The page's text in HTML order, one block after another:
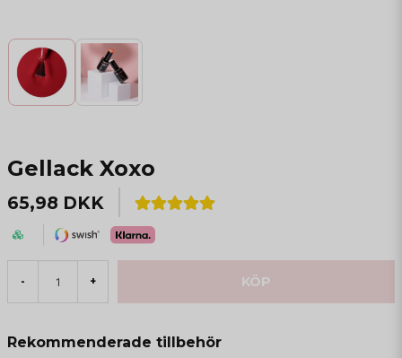
Gellack Xoxo
65,98 DKK
- + KÖP
Rekommenderade tillbehör